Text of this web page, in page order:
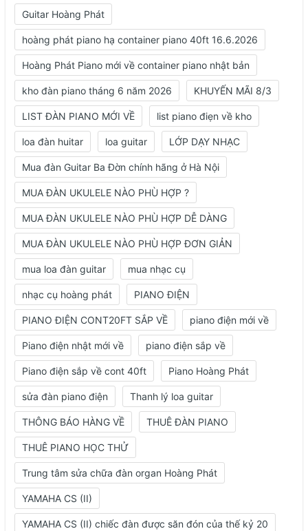
Guitar Hoàng Phát
hoàng phát piano hạ container piano 40ft 16.6.2026
Hoàng Phát Piano mới về container piano nhật bản
kho đàn piano tháng 6 năm 2026 KHUYẾN MÃI 8/3
LIST ĐÀN PIANO MỚI VỀ list piano điẹn về kho
loa đàn huitar loa guitar LỚP DẠY NHẠC
Mua đàn Guitar Ba Đờn chính hãng ở Hà Nội
MUA ĐÀN UKULELE NÀO PHÙ HỢP ?
MUA ĐÀN UKULELE NÀO PHÙ HỢP DỄ DÀNG
MUA ĐÀN UKULELE NÀO PHÙ HỢP ĐƠN GIẢN
mua loa đàn guitar mua nhạc cụ
nhạc cụ hoàng phát PIANO ĐIỆN
PIANO ĐIỆN CONT20FT SẮP VỀ piano điện mới về
Piano điện nhật mới về piano điện sắp về
Piano điện sắp về cont 40ft Piano Hoàng Phát
sửa đàn piano điện Thanh lý loa guitar
THÔNG BÁO HÀNG VỀ THUÊ ĐÀN PIANO
THUÊ PIANO HỌC THỬ
Trung tâm sửa chữa đàn organ Hoàng Phát
YAMAHA CS (II)
YAMAHA CS (II) chiếc đàn được săn đón của thế kỷ 20